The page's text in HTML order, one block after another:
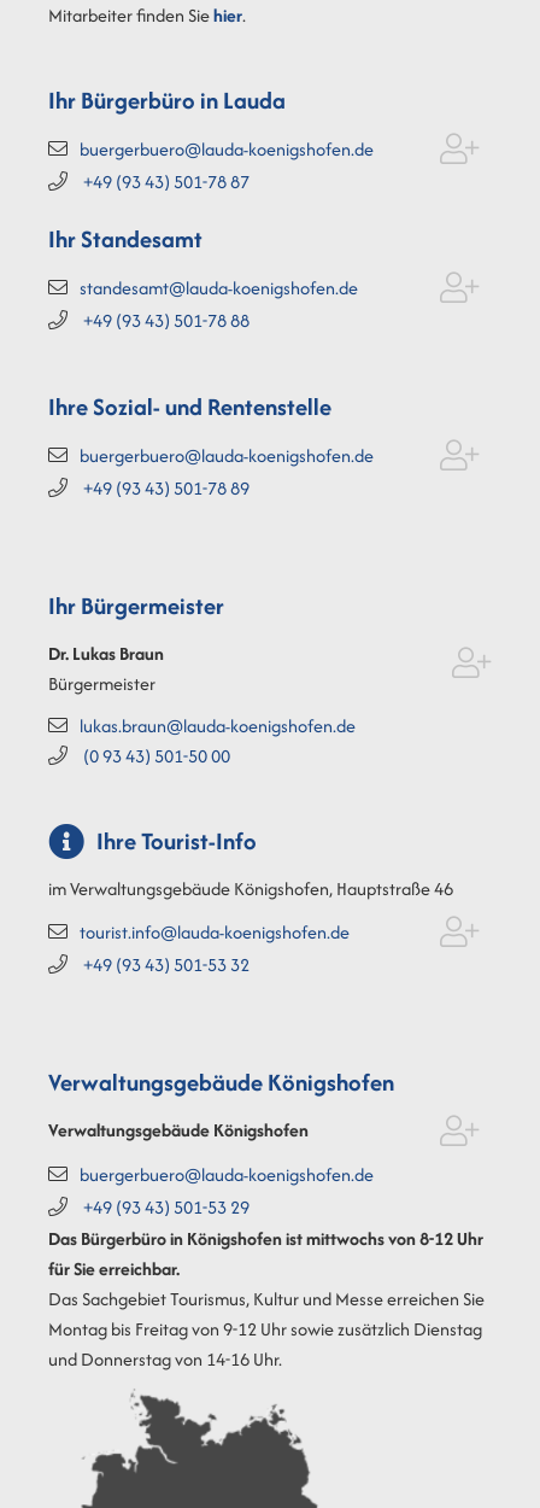
Mitarbeiter finden Siehier.
Ihr Bürgerbüro in Lauda
buergerbuero@lauda-koenigshofen.de
+49 (9343) 501-7887
Ihr Standesamt
standesamt@lauda-koenigshofen.de
+49 (9343) 501-7888
Ihre Sozial- und Rentenstelle
buergerbuero@lauda-koenigshofen.de
+49 (9343) 501-7889
Ihr Bürgermeister
Dr. LukasBraun
Bürgermeister
lukas.braun@lauda-koenigshofen.de
(09343) 501-5000
Ihre Tourist-Info
im Verwaltungsgebäude Königshofen, Hauptstraße 46
tourist.info@lauda-koenigshofen.de
+49 (9343) 501-5332
Verwaltungsgebäude Königshofen
Verwaltungsgebäude Königshofen
buergerbuero@lauda-koenigshofen.de
+49 (9343) 501-5329
Das Bürgerbüro in Königshofen ist mittwochs von 8-12 Uhr
für Sie erreichbar.
Das Sachgebiet Tourismus, Kultur und Messe erreichen Sie
Montag bis Freitag von 9-12 Uhr sowie zusätzlich Dienstag
und Donnerstag von 14-16 Uhr.